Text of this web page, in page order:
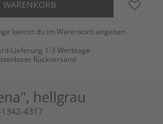
kannst du im Warenkorb angeben.
Lieferung 1-3 Werktage
Rückversand
hellgrau
4317